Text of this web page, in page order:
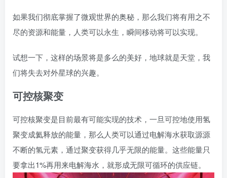
如果我们彻底掌握了微观世界的奥秘，那么我们将有用之不
尽的资源和能量，人类可以永生，瞬间移动将可以实现。
试想一下，这样的场景将是多么的美好，地球就是天堂，我
们将失去对外星球的兴趣。
可控核聚变
可控核聚变是目前最有可能实现的技术，一旦可控地使用氢
聚变成氦释放的能量，那么人类可以通过电解海水获取源源
不断的氢元素，通过聚变获得几乎无限的能量。这些能量只
要拿出1%再用来电解海水，就形成无限可循环的供应链。